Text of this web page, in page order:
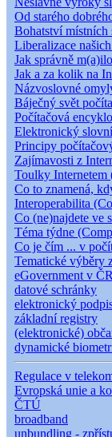
Od starého
Bohatství místních
Liberalizace
Jak správně
Jak a za kolik na
Názvoslovné
Báječný svět
Počítačová
Elektronický
Principy
Zajímavosti z
Toulky Internetem
Co to znamená,
Interoperabilita
Co (ne)najdete ve
Téma týdne
Co je čím ... v
Tematické výběry
eGovernment v ČR
datové schránky
elektronický
základní registry
(elektronické)
dynamické
Regulace v
Evropská unie a
ČTÚ
broadband
unbundling -